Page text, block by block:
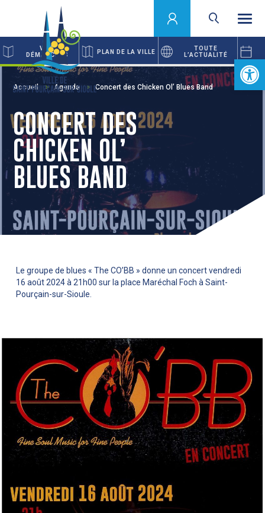
Ouvrir
VOS
DÉMARCHES
PLAN DE LA VILLE
TOUTE
L’ACTUALITÉ
Accueil Agenda Concert des Chicken Ol’ Blues Band
CONCERT DES
CHICKEN OL’
BLUES BAND
Le groupe de blues « The CO’BB » donne un concert vendredi
16 août 2024 à 21h00 sur la place Maréchal Foch à Saint-
Pourçain-sur-Sioule.